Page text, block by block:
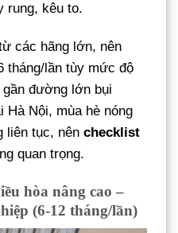
rung, kêu to.
các hãng lớn, nên
tháng/lần tùy mức độ
đường lớn bụi
Hà Nội, mùa hè nóng
liên tục, nên checklist
quan trọng.
hòa nâng cao –
(6-12 tháng/lần)